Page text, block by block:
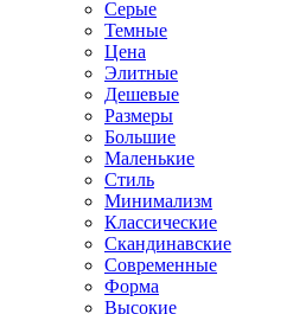
Серые
Темные
Цена
Элитные
Дешевые
Размеры
Большие
Маленькие
Стиль
Минимализм
Классические
Скандинавские
Современные
Форма
Высокие